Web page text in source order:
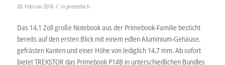
28. Februar 2018 / in pressefach
Das 14,1 Zoll große Notebook aus der Primebook-Familie besticht
bereits auf den ersten Blick mit einem edlen Aluminium-Gehäuse,
gefrästen Kanten und einer Höhe von lediglich 14,7 mm. Ab sofort
bietet TREKSTOR das Primebook P14B in unterschiedlichen Bundles